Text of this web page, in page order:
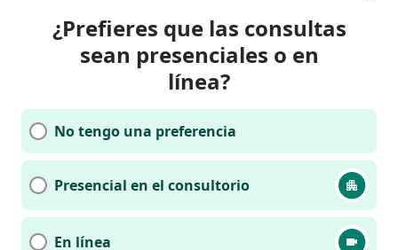
¿Prefieres que las consultas
sean presenciales o en
línea?
No tengo una preferencia
Presencial en el consultorio
En línea